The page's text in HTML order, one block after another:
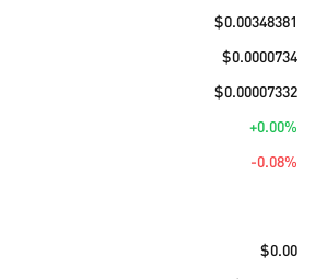
$0.00348381
$0.0000734
$0.00007332
+0.00%
-0.08%
$0.00